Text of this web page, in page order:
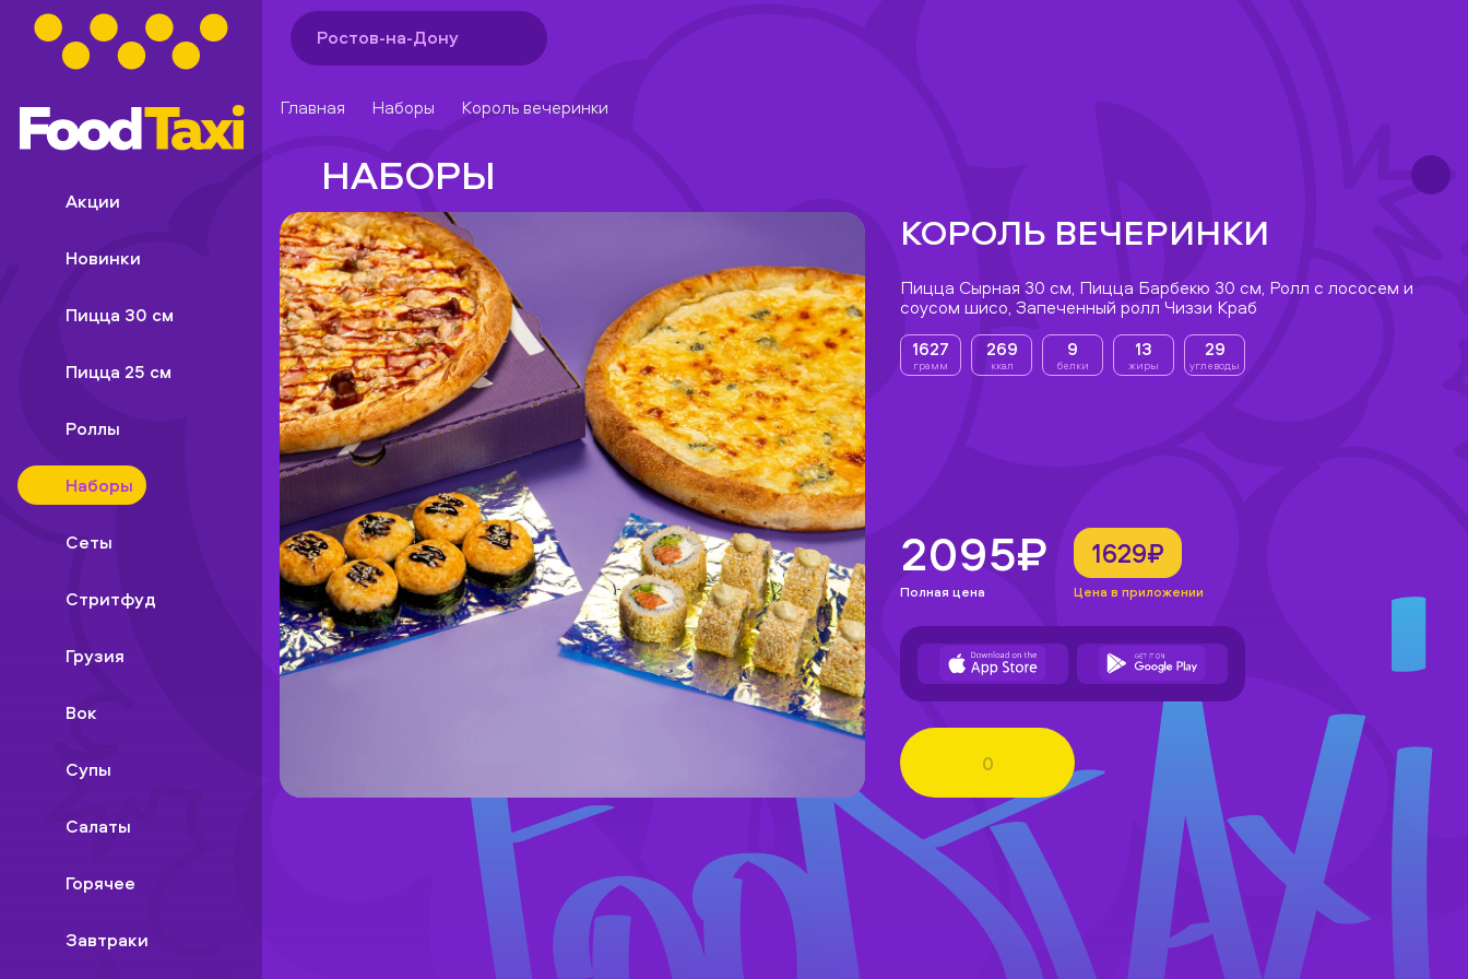
Ростов-на-Дону
Акции
Новинки
Пицца 30 см
Пицца 25 см
Роллы
Наборы
Сеты
Стритфуд
Грузия
Вок
Супы
Салаты
Горячее
Завтраки
Главная Наборы Король вечеринки
НАБОРЫ
КОРОЛЬ ВЕЧЕРИНКИ
Пицца Сырная 30 см, Пицца Барбекю 30 см, Ролл с лососем и
соусом шисо, Запеченный ролл Чиззи Краб
1627
грамм
269
ккал
9
белки
13
жиры
29
углеводы
2095₽
Полная цена
1629₽
Цена в приложении
0